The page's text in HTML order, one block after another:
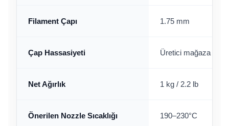
Filament Çapı 1.75 mm
Çap Hassasiyeti Üretici mağaza
Net Ağırlık 1 kg / 2.2 lb
Önerilen Nozzle Sıcaklığı 190–230°C